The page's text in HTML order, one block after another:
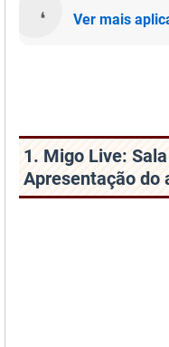
Ver mais
1. Migo Live:
Apresentação do